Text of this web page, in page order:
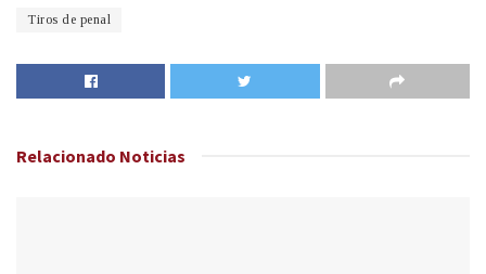
Tiros de penal
Relacionado Noticias